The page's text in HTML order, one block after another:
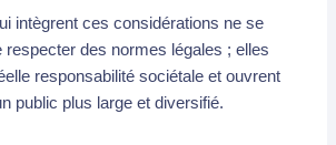
intègrent ces considérations ne se
respecter des normes légales ; elles
responsabilité sociétale et ouvrent
public plus large et diversifié.